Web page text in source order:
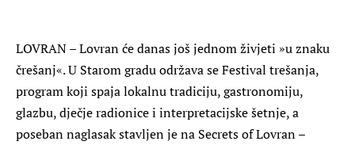
LOVRAN – Lovran će danas još jednom živjeti »u znaku
črešanj«. U Starom gradu održava se Festival trešanja,
program koji spaja lokalnu tradiciju, gastronomiju,
glazbu, dječje radionice i interpretacijske šetnje, a
poseban naglasak stavljen je na Secrets of Lovran –